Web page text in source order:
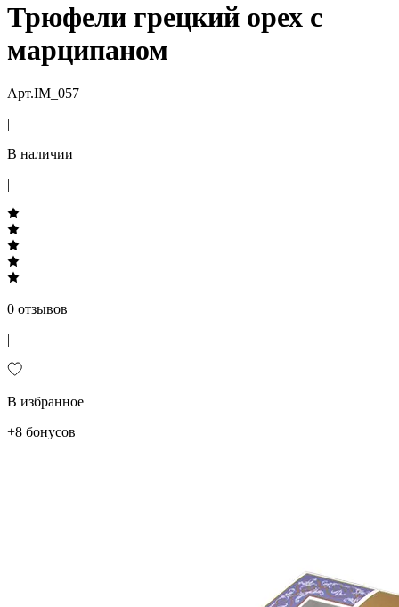
Трюфели грецкий орех с
марципаном
Арт.IM_057
|
В наличии
|
0 отзывов
|
В избранное
+8 бонусов